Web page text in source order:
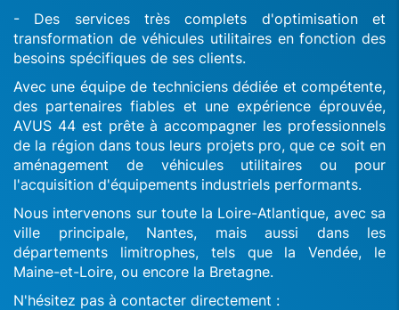
- Des services très complets d'optimisation et
transformation de véhicules utilitaires en fonction des
besoins spécifiques de ses clients.
Avec une équipe de techniciens dédiée et compétente,
des partenaires fiables et une expérience éprouvée,
AVUS 44 est prête à accompagner les professionnels
de la région dans tous leurs projets pro, que ce soit en
aménagement de véhicules utilitaires ou pour
l'acquisition d'équipements industriels performants.
Nous intervenons sur toute la Loire-Atlantique, avec sa
ville principale, Nantes, mais aussi dans les
départements limitrophes, tels que la Vendée, le
Maine-et-Loire, ou encore la Bretagne.
N'hésitez pas à contacter directement :